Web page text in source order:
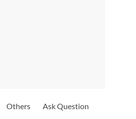
Others
Ask Question